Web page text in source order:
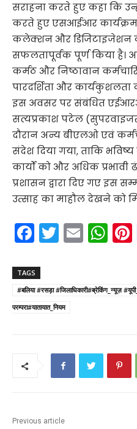
सराहना करते हुए कहा कि
करते हुए एसआईआर
कलेक्शन और डिजिटाइजेशन
सफलतापूर्वक पूर्ण किया है।
कर्मठ और निष्ठावान
पारदर्शिता और कार्यकुशलता
इस अवसर पर संबंधित
सत्यप्रकाश पटेल
दौरान अन्य बीएलओ एवं
संदेश दिया गया, ताकि
कार्यों को और अधिक
प्रशासन द्वारा दिए गए इस
उत्साह का माहौल देखने को
F
a
c
e
b
T
w
er
E
m
l
W
h
ts
p
TAGS
#बलिया #रसड़ा #जिलाधिकारी#ब्रेकिंग_न्यूज़
परम्परा#यातायात_नियम
Previous article